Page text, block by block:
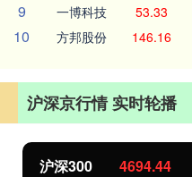
9 一博科技 53.33
10 方邦股份 146.16
沪深京行情 实时轮播
沪深300 4694.44